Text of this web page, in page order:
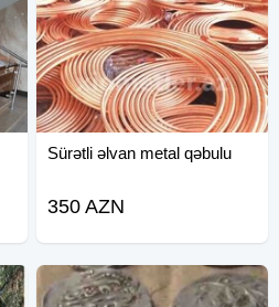
Sürətli əlvan metal qəbulu
350 AZN